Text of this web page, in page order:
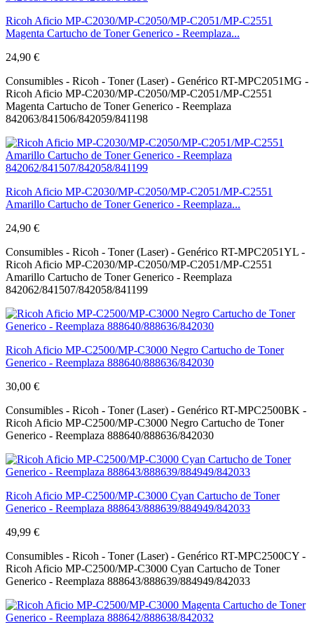
Ricoh Aficio MP-C2030/MP-C2050/MP-C2051/MP-C2551
Magenta Cartucho de Toner Generico - Reemplaza...
24,90 €
Consumibles - Ricoh - Toner (Laser) - Genérico RT-MPC2051MG -
Ricoh Aficio MP-C2030/MP-C2050/MP-C2051/MP-C2551
Magenta Cartucho de Toner Generico - Reemplaza
842063/841506/842059/841198
Ricoh Aficio MP-C2030/MP-C2050/MP-C2051/MP-C2551
Amarillo Cartucho de Toner Generico - Reemplaza...
24,90 €
Consumibles - Ricoh - Toner (Laser) - Genérico RT-MPC2051YL -
Ricoh Aficio MP-C2030/MP-C2050/MP-C2051/MP-C2551
Amarillo Cartucho de Toner Generico - Reemplaza
842062/841507/842058/841199
Ricoh Aficio MP-C2500/MP-C3000 Negro Cartucho de Toner
Generico - Reemplaza 888640/888636/842030
30,00 €
Consumibles - Ricoh - Toner (Laser) - Genérico RT-MPC2500BK -
Ricoh Aficio MP-C2500/MP-C3000 Negro Cartucho de Toner
Generico - Reemplaza 888640/888636/842030
Ricoh Aficio MP-C2500/MP-C3000 Cyan Cartucho de Toner
Generico - Reemplaza 888643/888639/884949/842033
49,99 €
Consumibles - Ricoh - Toner (Laser) - Genérico RT-MPC2500CY -
Ricoh Aficio MP-C2500/MP-C3000 Cyan Cartucho de Toner
Generico - Reemplaza 888643/888639/884949/842033